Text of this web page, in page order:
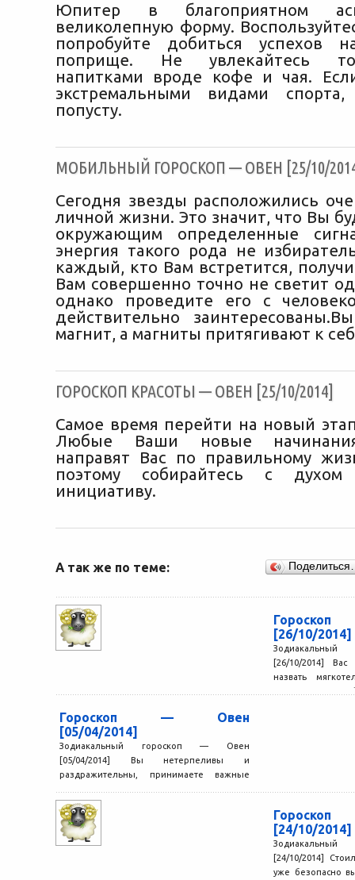
Юпитер в благоприятном
великолепную форму.
попробуйте добиться успехов
поприще. Не увлекайтесь
напитками вроде кофе и чая.
экстремальными видами
попусту.
МОБИЛЬНЫЙ ГОРОСКОП — ОВЕН [25/10/
Сегодня звезды расположились
личной жизни. Это значит, что Вы
окружающим определенные
энергия такого рода не
каждый, кто Вам встретится,
Вам совершенно точно не светит
однако проведите его с
действительно
магнит, а магниты притягивают к
ГОРОСКОП КРАСОТЫ — ОВЕН [25/10/2014]
Самое время перейти на новый
Любые Ваши новые
направят Вас по правильному
поэтому собирайтесь с
инициативу.
А так же по теме:
[26/10/2014]
[26/10/2014]
назвать
эмоции
Гороскоп — Овен
[05/04/2014]
Зодиакальный гороскоп — Овен
[05/04/2014] Вы нетерпеливы и
раздражительны, принимаете важные
людей, и наживаете...
[24/10/2014]
[24/10/2014]
уже безопасно